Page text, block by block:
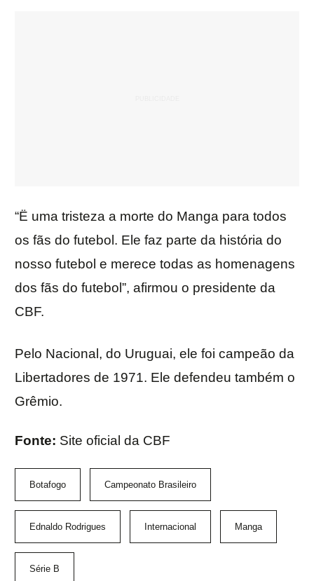
“Ë uma tristeza a morte do Manga para todos
os fãs do futebol. Ele faz parte da história do
nosso futebol e merece todas as homenagens
dos fãs do futebol”, afirmou o presidente da
CBF.
Pelo Nacional, do Uruguai, ele foi campeão da
Libertadores de 1971. Ele defendeu também o
Grêmio.
Fonte: Site oficial da CBF
Botafogo Campeonato Brasileiro
Ednaldo Rodrigues Internacional Manga
Série B